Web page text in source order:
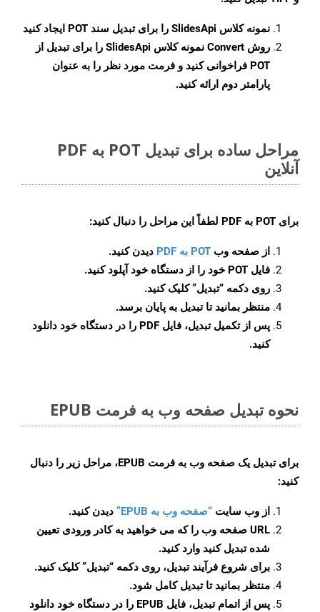
نمونه کلاس SlidesApi را برای تبدیل سند POT ایجاد کنید
روش Convert
نمونه کلاس SlidesApi را برای تبدیل از
POT فراخوانی کنید و فرمت مورد نظر را به عنوان
پارامتر دوم ارائه کنید.
مراحل ساده برای تبدیل POT به PDF
آنلاین
برای POT به PDF لطفاً این مراحل را دنبال کنید:
از صفحه وب POT به PDF
دیدن کنید.
فایل POT خود را از دستگاه خود آپلود کنید.
روی دکمه “تبدیل”کلیک کنید.
منتظر بمانید تا تبدیل به پایان برسد.
پس از تکمیل تبدیل، فایل PDF را در دستگاه خود دانلود
کنید.
نحوه تبدیل صفحه وب به فرمت EPUB
برای تبدیل یک صفحه وب به فرمت EPUB، مراحل زیر را دنبال
کنید:
از وب سایت “صفحه وب به EPUB”
دیدن کنید.
URL صفحه وب را که می خواهید به کادر ورودی تعیین
شده تبدیل کنید وارد کنید.
برای شروع فرآیند تبدیل، روی دکمه “تبدیل” کلیک کنید.
منتظر بمانید تا تبدیل کامل شود.
پس از اتمام تبدیل، فایل EPUB را در دستگاه خود دانلود